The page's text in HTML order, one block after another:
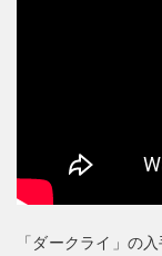
「ダークライ」の